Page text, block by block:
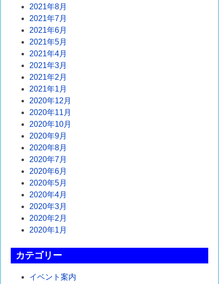
2021年8月
2021年7月
2021年6月
2021年5月
2021年4月
2021年3月
2021年2月
2021年1月
2020年12月
2020年11月
2020年10月
2020年9月
2020年8月
2020年7月
2020年6月
2020年5月
2020年4月
2020年3月
2020年2月
2020年1月
カテゴリー
イベント案内